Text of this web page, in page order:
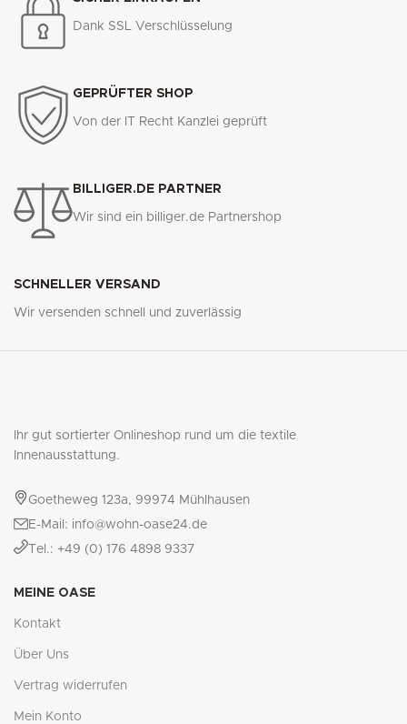
Dank SSL Verschlüsselung
GEPRÜFTER SHOP
Von der IT Recht Kanzlei geprüft
BILLIGER.DE PARTNER
Wir sind ein billiger.de Partnershop
SCHNELLER VERSAND
Wir versenden schnell und zuverlässig
Ihr gut sortierter Onlineshop rund um die textile
Innenausstattung.
Goetheweg 123a, 99974 Mühlhausen
E-Mail: info@wohn-oase24.de
Tel.: +49 (0) 176 4898 9337
MEINE OASE
Kontakt
Über Uns
Vertrag widerrufen
Mein Konto